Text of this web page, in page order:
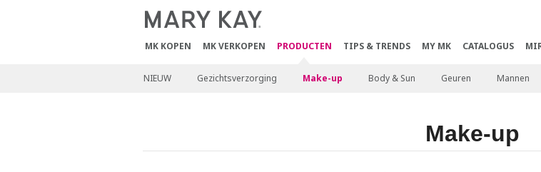
MK KOPEN MK VERKOPEN PRODUCTEN TIPS & TRENDS MY MK CATALOGUS
NIEUW Gezichtsverzorging Make-up Body & Sun Geuren Mannen
Make-up